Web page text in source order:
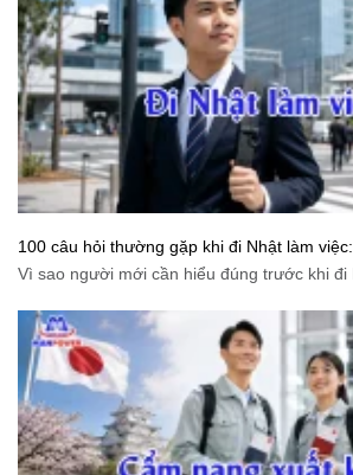
100 câu hỏi thường gặp khi đi Nhật làm
hiểu cho người mới bắt đầu
Vì sao người mới cần hiểu đúng trước khi đi